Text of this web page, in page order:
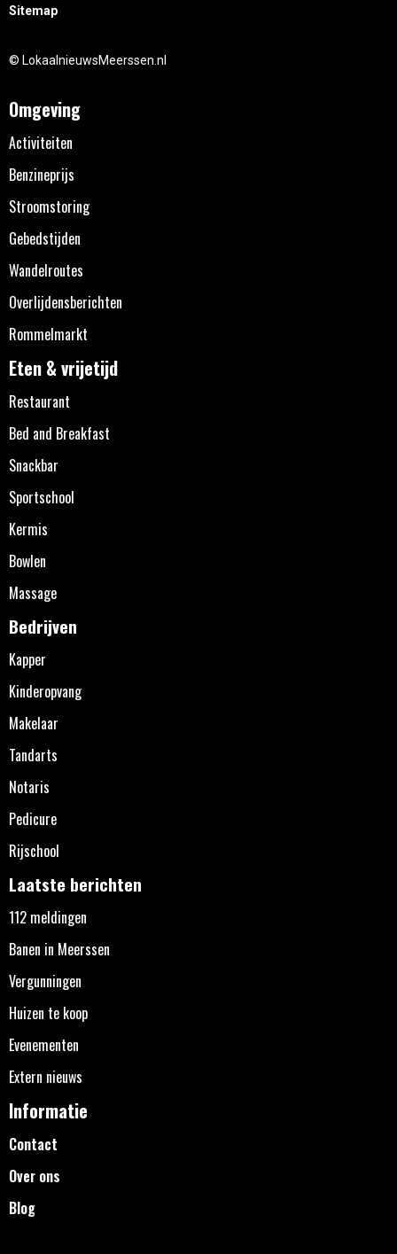
Sitemap
© LokaalnieuwsMeerssen.nl
Omgeving
Activiteiten
Benzineprijs
Stroomstoring
Gebedstijden
Wandelroutes
Overlijdensberichten
Rommelmarkt
Eten & vrijetijd
Restaurant
Bed and Breakfast
Snackbar
Sportschool
Kermis
Bowlen
Massage
Bedrijven
Kapper
Kinderopvang
Makelaar
Tandarts
Notaris
Pedicure
Rijschool
Laatste berichten
112 meldingen
Banen in Meerssen
Vergunningen
Huizen te koop
Evenementen
Extern nieuws
Informatie
Contact
Over ons
Blog